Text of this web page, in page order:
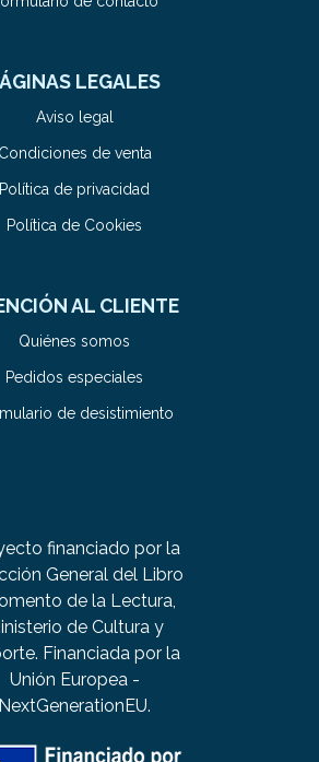
LEGALES
Aviso legal
Condiciones de venta
Política de privacidad
Política de Cookies
AL CLIENTE
Quiénes somos
Pedidos especiales
de desistimiento
financiado por la
General del Libro
de la Lectura,
de Cultura y
Financiada por la
Unión Europea -
NextGenerationEU.